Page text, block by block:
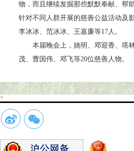
物，而且继续发掘那些默默奉献、帮
针对不同人群开展的慈善公益活动及
李冰冰、范冰冰、王嘉廉等17人。
本届晚会上，姚明、邓迎香、塔林
茂、曹国伟、邓飞等20位慈善人物。
>